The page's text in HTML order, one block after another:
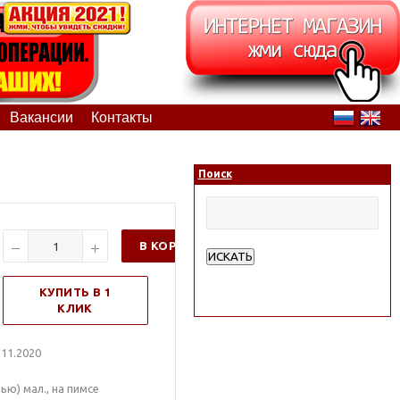
Вакансии Контакты
В КОРЗИНУ
КУПИТЬ В 1
КЛИК
мал., на пимсе
Поиск
ИСКАТЬ